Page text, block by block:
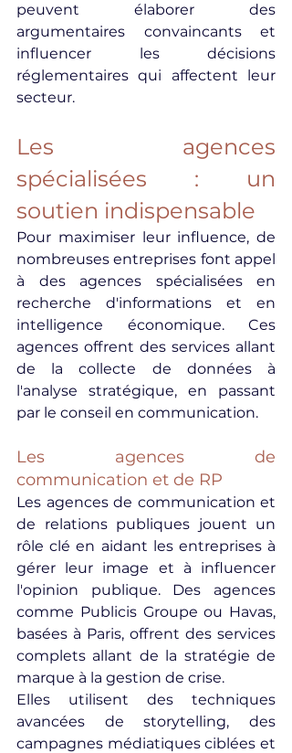
peuvent élaborer des
argumentaires convaincants et
influencer les décisions
réglementaires qui affectent leur
secteur.
Les agences
spécialisées : un
soutien indispensable
Pour maximiser leur influence, de
nombreuses entreprises font appel
à des agences spécialisées en
recherche d'informations et en
intelligence économique. Ces
agences offrent des services allant
de la collecte de données à
l'analyse stratégique, en passant
par le conseil en communication.
Les agences de
communication et de RP
Les agences de communication et
de relations publiques jouent un
rôle clé en aidant les entreprises à
gérer leur image et à influencer
l'opinion publique. Des agences
comme Publicis Groupe ou Havas,
basées à Paris, offrent des services
complets allant de la stratégie de
marque à la gestion de crise.
Elles utilisent des techniques
avancées de storytelling, des
campagnes médiatiques ciblées et